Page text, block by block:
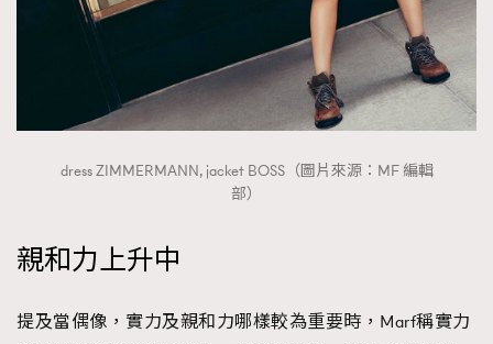
dress ZIMMERMANN, jacket BOSS（圖片來源：MF 編輯
部）
親和力上升中
提及當偶像，實力及親和力哪樣較為重要時，Marf稱實力